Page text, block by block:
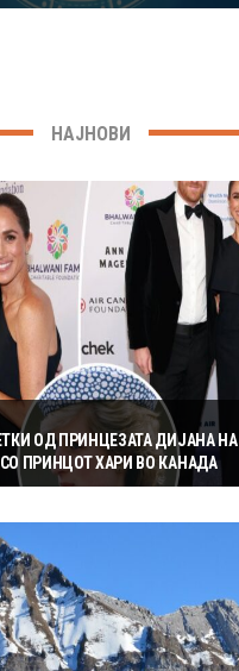
НАЈНОВИ
ОД ПРИНЦЕЗАТА ДИЈАНА НА
ПРИНЦОТ ХАРИ ВО КАНАДА